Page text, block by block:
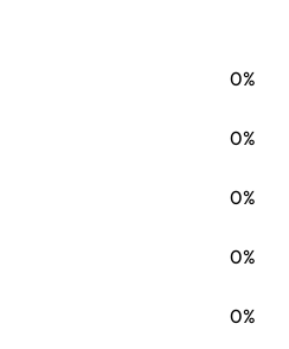
0%
0%
0%
0%
0%